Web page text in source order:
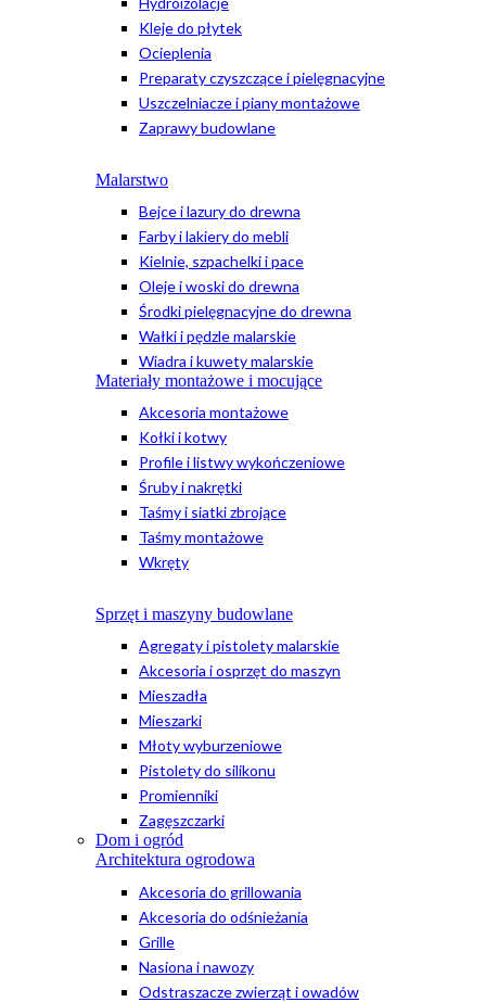
Kleje do płytek
Ocieplenia
Preparaty czyszczące i pielęgnacyjne
Uszczelniacze i piany montażowe
Zaprawy budowlane
Malarstwo
Bejce i lazury do drewna
Farby i lakiery do mebli
Kielnie, szpachelki i pace
Oleje i woski do drewna
Środki pielęgnacyjne do drewna
Wałki i pędzle malarskie
Wiadra i kuwety malarskie
Materiały montażowe i mocujące
Akcesoria montażowe
Kołki i kotwy
Profile i listwy wykończeniowe
Śruby i nakrętki
Taśmy i siatki zbrojące
Taśmy montażowe
Wkręty
Sprzęt i maszyny budowlane
Agregaty i pistolety malarskie
Akcesoria i osprzęt do maszyn
Mieszadła
Mieszarki
Młoty wyburzeniowe
Pistolety do silikonu
Promienniki
Zagęszczarki
Dom i ogród
Architektura ogrodowa
Akcesoria do grillowania
Akcesoria do odśnieżania
Grille
Nasiona i nawozy
Odstraszacze zwierząt i owadów